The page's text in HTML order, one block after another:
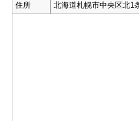
住所
北海道札幌市中央区北1